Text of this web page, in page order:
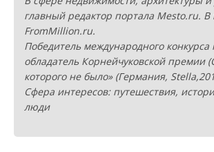
главный редактор портала Mesto.ru.
FromMillion.ru.
Победитель международного
обладатель Корнейчуковской премии
которого не было» (Германия,
Сфера интересов: путешествия,
люди